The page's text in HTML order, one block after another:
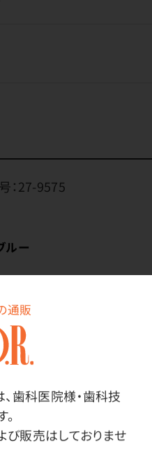
通販
、歯科医院様・歯科技
販売はしておりませ
：27-9575
ルー